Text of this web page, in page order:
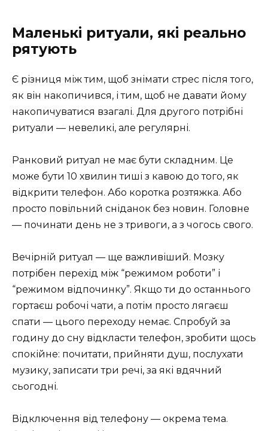
Маленькі ритуали, які реально
рятують
Є різниця між тим, щоб знімати стрес після того,
як він накопичився, і тим, щоб не давати йому
накопичуватися взагалі. Для другого потрібні
ритуали — невеликі, але регулярні.
Ранковий ритуал не має бути складним. Це
може бути 10 хвилин тиші з кавою до того, як
відкрити телефон. Або коротка розтяжка. Або
просто повільний сніданок без новин. Головне
— починати день не з тривоги, а з чогось свого.
Вечірній ритуал — ще важливіший. Мозку
потрібен перехід між “режимом роботи” і
“режимом відпочинку”. Якщо ти до останнього
гортаєш робочі чати, а потім просто лягаєш
спати — цього переходу немає. Спробуй за
годину до сну відкласти телефон, зробити щось
спокійне: почитати, прийняти душ, послухати
музику, записати три речі, за які вдячний
сьогодні.
Відключення від телефону — окрема тема.